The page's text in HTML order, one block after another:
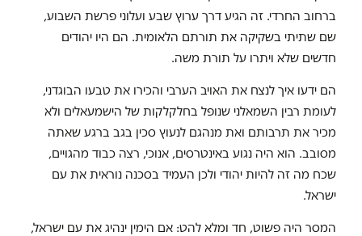
ברחוב החרדי. זה הגיע דרך ערוץ שבע ועלוני פרשת השבוע,
שם שתיתי בשקיקה את תורתם הלאומית. הם היו יהודים
חדשים שלא ויתרו על תורת משה.
הם ידעו איך לנצח את האויב הערבי והכירו את טבעו הבוגדני,
לעומת רבין השמאלני שנופל בחלקלקות של הישמעאלים ולא
מכיר את תרבותם ואת מנהגם לנעוץ סכין בגב ברגע שאתה
מסובב. הוא היה נגוע באינטרסים, אנוכי, רצה כבוד מהגויים,
שכח מה זה להיות יהודי ולכן העמיד בסכנה נוראית את עם
ישראל.
המסר היה פשוט, חד ומלא להט: אם הימין ינהיג את עם ישראל,